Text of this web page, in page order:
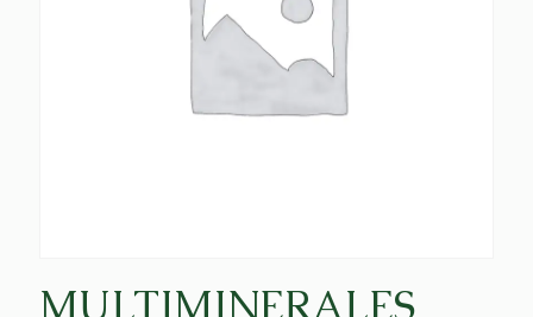
MULTIMINERALES